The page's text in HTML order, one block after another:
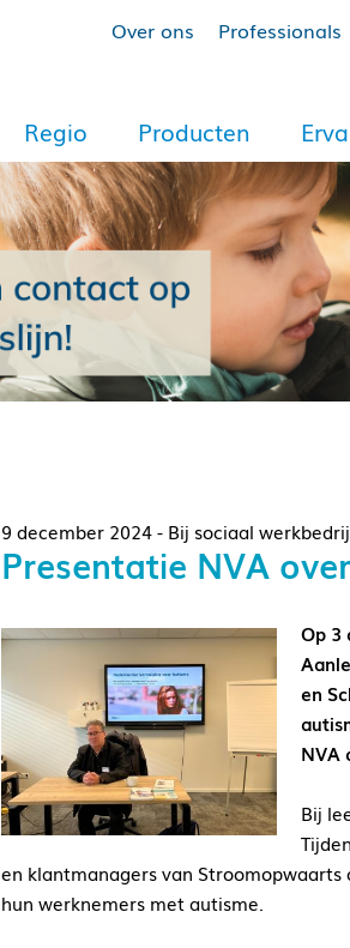
Over ons Professionals
Regio Producten
9 december 2024 - Bij sociaal
Presentatie NVA
Op 3
en
NVA
Bij
en klantmanagers van
hun werknemers met autisme.